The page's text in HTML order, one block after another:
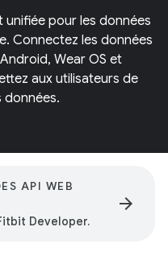
unifiée pour les données
Connectez les données
Wear OS et
aux utilisateurs de
données.
API WEB
Developer.
arrow_forward